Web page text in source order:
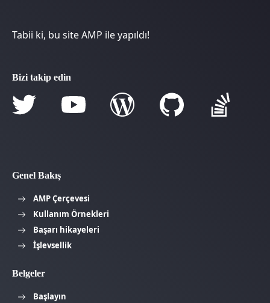
Tabii ki, bu site AMP ile yapıldı!
Bizi takip edin
Genel Bakış
AMP Çerçevesi
Kullanım Örnekleri
Başarı hikayeleri
İşlevsellik
Belgeler
Başlayın